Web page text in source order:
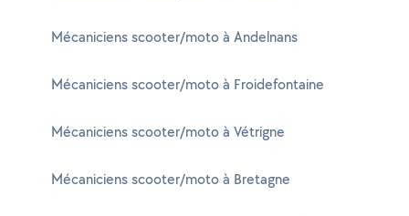
Mécaniciens scooter/moto à Andelnans
Mécaniciens scooter/moto à Froidefontaine
Mécaniciens scooter/moto à Vétrigne
Mécaniciens scooter/moto à Bretagne